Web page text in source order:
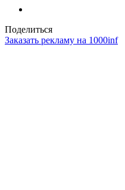
Поделиться
Заказать рекламу на 1000inf